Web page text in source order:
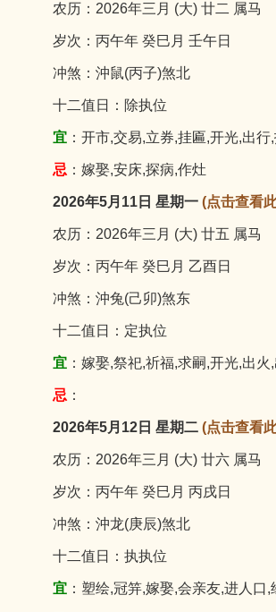
农历：2026年三月 (大) 廿二 属马
岁次：丙午年 癸巳月 壬午日
冲煞：沖鼠(丙子)煞北
十二值日：除执位
宜：开市,交易,立券,挂匾,开光,出
忌 ：嫁娶,安床,探病,作灶
2026年5月11日 星期一 (点击查看
农历：2026年三月 (大) 廿五 属马
岁次：丙午年 癸巳月 乙酉日
冲煞：沖兔(己卯)煞东
十二值日：定执位
宜：嫁娶,祭祀,祈福,求嗣,开光,出
忌 ：
2026年5月12日 星期二 (点击查看
农历：2026年三月 (大) 廿六 属马
岁次：丙午年 癸巳月 丙戌日
冲煞：沖龙(庚辰)煞北
十二值日：执执位
宜：塑绘,冠笄,嫁娶,会亲友,进人口